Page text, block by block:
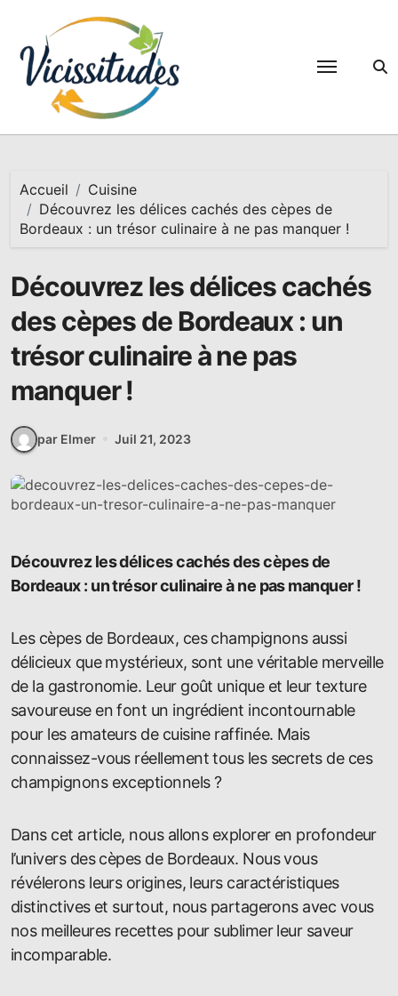
contenu
Accueil
Cuisine
Découvrez les délices cachés des cèpes de
Bordeaux : un trésor culinaire à ne pas manquer !
Découvrez les délices cachés
des cèpes de Bordeaux : un
trésor culinaire à ne pas
manquer !
par Elmer Juil 21, 2023
Découvrez les délices cachés des cèpes de
Bordeaux : un trésor culinaire à ne pas manquer !
Les cèpes de Bordeaux, ces champignons aussi
délicieux que mystérieux, sont une véritable merveille
de la gastronomie. Leur goût unique et leur texture
savoureuse en font un ingrédient incontournable
pour les amateurs de cuisine raffinée. Mais
connaissez-vous réellement tous les secrets de ces
champignons exceptionnels ?
Dans cet article, nous allons explorer en profondeur
l’univers des cèpes de Bordeaux. Nous vous
révélerons leurs origines, leurs caractéristiques
distinctives et surtout, nous partagerons avec vous
nos meilleures recettes pour sublimer leur saveur
incomparable.